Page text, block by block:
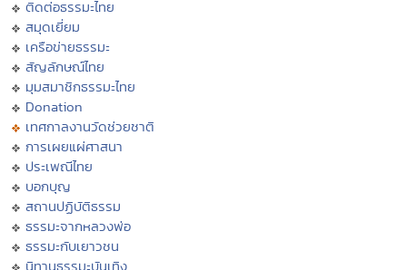
ติดต่อธรรมะไทย
สมุดเยี่ยม
เครือข่ายธรรมะ
สัญลักษณ์ไทย
มุมสมาชิกธรรมะไทย
Donation
เทศกาลงานวัดช่วยชาติ
การเผยแผ่ศาสนา
ประเพณีไทย
บอกบุญ
สถานปฏิบัติธรรม
ธรรมะจากหลวงพ่อ
ธรรมะกับเยาวชน
นิทานธรรมะบันเทิง